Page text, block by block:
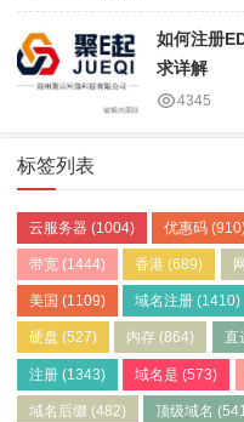
如何注册
求详解
4345
标签列表
云服务器 (1004) 优惠码
带宽 (1444) 香港 (689)
美国 (1109) 域名注册 (1410)
硬盘 (527) 内存 (864) 直
注册 (1343) 域名是 (573)
域名后缀 (482) 顶级域名